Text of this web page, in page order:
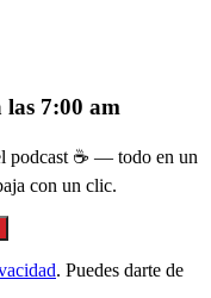
las 7:00 am
podcast ☕ — todo en un
con un clic.
. Puedes darte de